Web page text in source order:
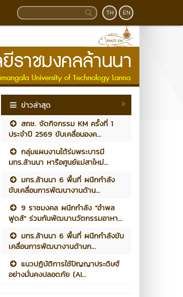
TH EN
ข่าวล่าสุด
สถช. จัดกิจกรรม KM ครั้งที่ 1
ประจำปี 2569 ขับเคลื่อนองค...
กลุ่มแผนงานใต้ร่มพระบารมี
มทร.ล้านนา หารือศูนย์แม่สาใหม่...
มทร.ล้านนา 6 พื้นที่ ผนึกกำลัง
ขับเคลื่อนการพัฒนางานด้าน...
9 ราชมงคล ผนึกกำลัง “อำพล
ฟูดส์” ร่วมกันพัฒนานวัตกรรมอาหา...
มทร.ล้านนา 6 พื้นที่ ผนึกกำลังขับ
เคลื่อนการพัฒนางานด้านก...
แนวปฏิบัติการใช้ปัญญาประดิษฐ์
อย่างมั่นคงปลอดภัย (AI...